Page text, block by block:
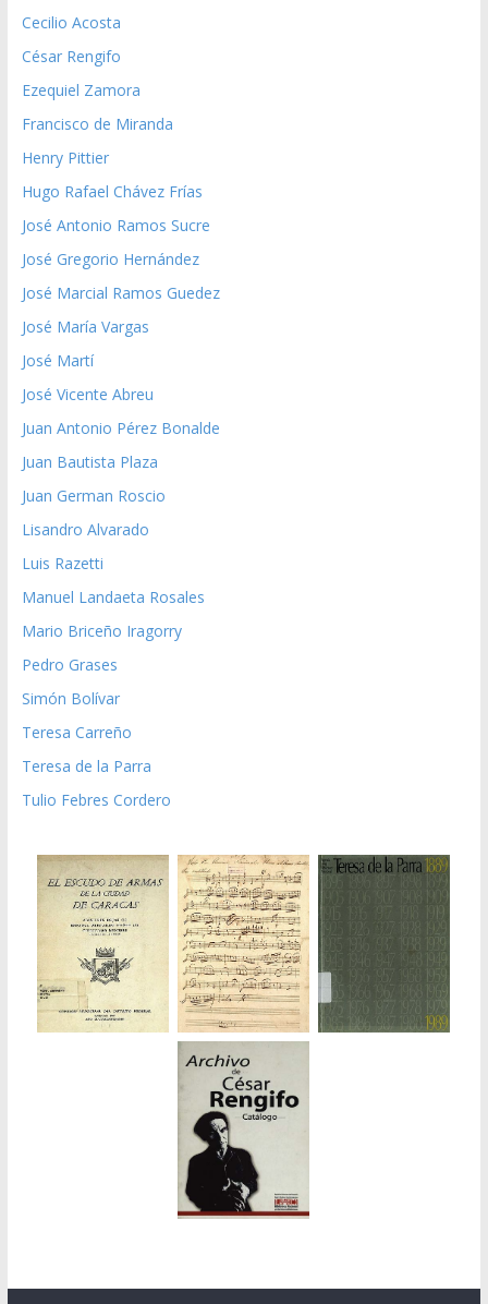
Cecilio Acosta
César Rengifo
Ezequiel Zamora
Francisco de Miranda
Henry Pittier
Hugo Rafael Chávez Frías
José Antonio Ramos Sucre
José Gregorio Hernández
José Marcial Ramos Guedez
José María Vargas
José Martí
José Vicente Abreu
Juan Antonio Pérez Bonalde
Juan Bautista Plaza
Juan German Roscio
Lisandro Alvarado
Luis Razetti
Manuel Landaeta Rosales
Mario Briceño Iragorry
Pedro Grases
Simón Bolívar
Teresa Carreño
Teresa de la Parra
Tulio Febres Cordero